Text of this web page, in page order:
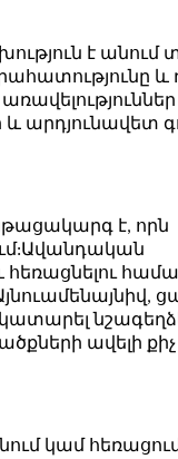
է անում
արդյունավետ
է, որն
ավելի
կամ